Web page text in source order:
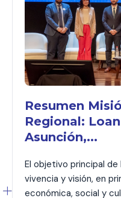
Resumen
Regional:
Asunción,...
El objetivo principal
vivencia y visión, en
económica, social y